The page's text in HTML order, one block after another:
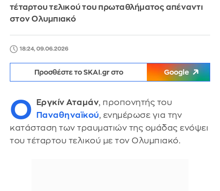
τέταρτου τελικού του πρωταθλήματος απέναντι
στον Ολυμπιακό
18:24, 09.06.2026
Προσθέστε το SKAI.gr στο Google
Ο Εργκίν Αταμάν, προπονητής του
Παναθηναϊκού, ενημέρωσε για την
κατάσταση των τραυματιών της ομάδας ενόψει
του τέταρτου τελικού με τον Ολυμπιακό.